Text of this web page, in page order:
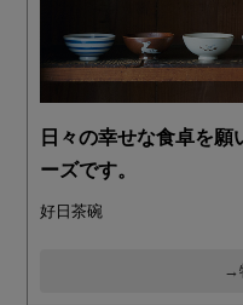
日々の幸せな食卓を願
ーズです。
好日茶碗
→